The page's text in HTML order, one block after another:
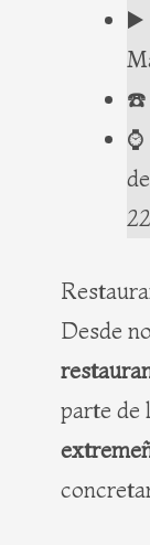
▶️
☎️
⌚️
Desde
parte de